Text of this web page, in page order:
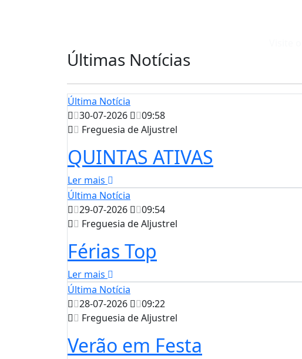
Últimas Notícias
Última Notícia
30-07-2026
09:58
Freguesia de Aljustrel
QUINTAS ATIVAS
Ler mais
Última Notícia
29-07-2026
09:54
Freguesia de Aljustrel
Férias Top
Ler mais
Última Notícia
28-07-2026
09:22
Freguesia de Aljustrel
Verão em Festa